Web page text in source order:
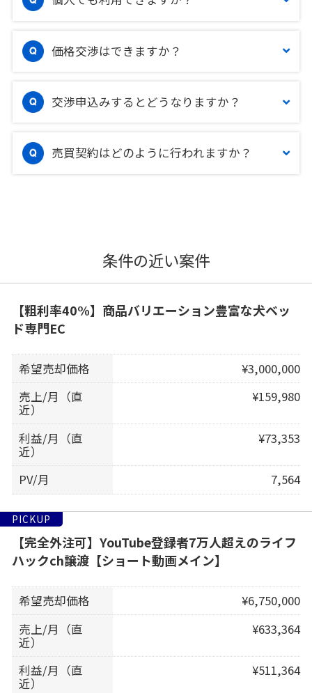
価格交渉はできますか？
交渉申込みするとどうなりますか？
売買契約はどのように行われますか？
条件の近い案件
【粗利率40%】商品バリエーション豊富な犬ベッ
ド専門EC
希望売却価格
¥3,000,000
売上/月（直
近）
¥159,980
利益/月（直
近）
¥73,353
PV/月 7,564
PICKUP
【完全外注可】YouTube登録者7万人超えのライフ
ハックch譲渡【ショート動画メイン】
希望売却価格
¥6,750,000
売上/月（直
近）
¥633,364
利益/月（直
近）
¥511,364